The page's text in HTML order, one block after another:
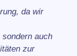
da wir
auch
zur